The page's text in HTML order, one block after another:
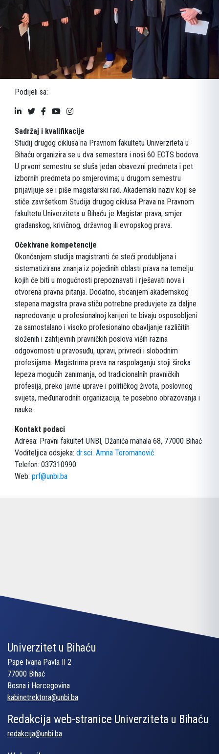
Podijeli sa:
Sadržaj i kvalifikacije
Studij drugog ciklusa na Pravnom fakultetu Univerziteta u
Bihaću organizira se u dva semestara i nosi 60 ECTS bodova.
U prvom semestru se sluša jedan obavezni predmeta i pet
izbornih predmeta po smjerovima; u drugom semestru
prijavljuje se i piše magistarski rad. Akademski naziv koji se
stiče završetkom Studija drugog ciklusa Prava na Pravnom
fakultetu Univerziteta u Bihaću je Magistar prava, smjer
građanskog, krivičnog, državnog ili evropskog prava.
Očekivane kompetencije
Okončanjem studija magistranti će steći produbljena i
sistematizirana znanja iz pojedinih oblasti prava na temelju
kojih će biti u mogućnosti prepoznavati i rješavati nova i
otvorena pravna pitanja. Dodatno, sticanjem akademskog
stepena magistra prava stiču potrebne preduvjete za daljne
napredovanje u profesionalnoj karijeri te bivaju osposobljeni
za samostalano i visoko profesionalno obavljanje različitih
složenih i zahtjevnih pravničkih poslova viših razina
odgovornosti u pravosuđu, upravi, privredi i slobodnim
profesijama. Magistrima prava na raspolaganju stoji široka
lepeza mogućih zanimanja, od tradicionalnih pravničkih
profesija, preko javne uprave i političkog života, poslovnog
svijeta, međunarodnih organizacija, te posebno obrazovanja i
nauke.
Kontakt podaci
Adresa: Pravni fakultet UNBI, Džanića mahala 68, 77000 Bihać
Voditeljica odsjeka: dr.sci. Amna Toromanović
Telefon: 037310990
Web: prf@unbi.ba
Univerzitet u Bihaću
Pape Ivana Pavla II 2
77000 Bihać
Bosna i Hercegovina
kabinetrektora@unbi.ba
Redakcija web-stranice Univerziteta u Bihaću
redakcija@unbi.ba